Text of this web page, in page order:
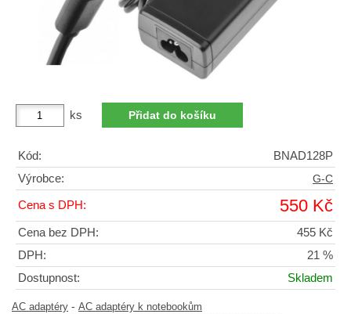
ks
Kód:
BNAD128P
Výrobce:
G-C
Cena s DPH: 550 Kč
Cena bez DPH:
455 Kč
DPH:
21 %
Dostupnost:
Skladem
AC adaptéry - AC adaptéry k notebookům